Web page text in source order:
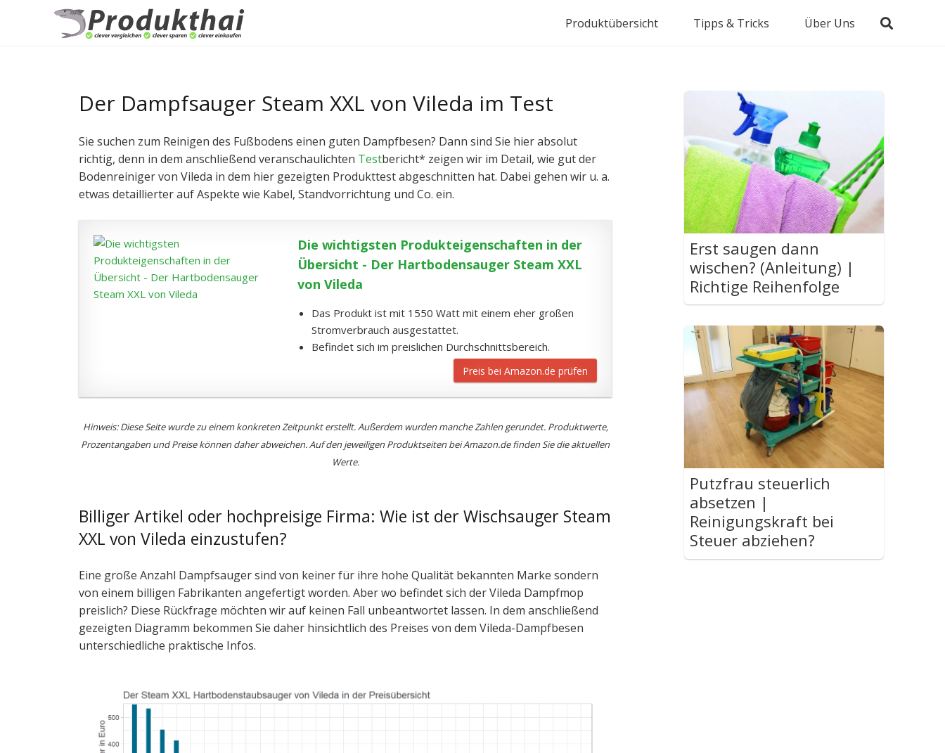
Produktübersicht Tipps & Tricks Über Uns
Der Dampfsauger Steam XXL von Vileda im Test
Sie suchen zum Reinigen des Fußbodens einen guten Dampfbesen? Dann sind Sie hier absolut
richtig, denn in dem anschließend veranschaulichten Testbericht* zeigen wir im Detail, wie gut der
Bodenreiniger von Vileda in dem hier gezeigten Produkttest abgeschnitten hat. Dabei gehen wir u. a.
etwas detaillierter auf Aspekte wie Kabel, Standvorrichtung und Co. ein.
Die wichtigsten Produkteigenschaften in der
Übersicht - Der Hartbodensauger Steam XXL
von Vileda
Das Produkt ist mit 1550 Watt mit einem eher großen
Stromverbrauch ausgestattet.
Befindet sich im preislichen Durchschnittsbereich.
Preis bei Amazon.de prüfen
Hinweis: Diese Seite wurde zu einem konkreten Zeitpunkt erstellt. Außerdem wurden manche Zahlen gerundet. Produktwerte,
Prozentangaben und Preise können daher abweichen. Auf den jeweiligen Produktseiten bei Amazon.de finden Sie die aktuellen
Werte.
Billiger Artikel oder hochpreisige Firma: Wie ist der Wischsauger Steam
XXL von Vileda einzustufen?
Eine große Anzahl Dampfsauger sind von keiner für ihre hohe Qualität bekannten Marke sondern
von einem billigen Fabrikanten angefertigt worden. Aber wo befindet sich der Vileda Dampfmop
preislich? Diese Rückfrage möchten wir auf keinen Fall unbeantwortet lassen. In dem anschließend
gezeigten Diagramm bekommen Sie daher hinsichtlich des Preises von dem Vileda-Dampfbesen
unterschiedliche praktische Infos.
Erst saugen dann
wischen? (Anleitung) |
Richtige Reihenfolge
Putzfrau steuerlich
absetzen |
Reinigungskraft bei
Steuer abziehen?